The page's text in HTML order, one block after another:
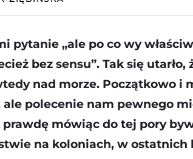
pytanie „ale po co wy
bez sensu”. Tak się
nad morze. Początkowo i
polecenie nam pewnego
prawdę mówiąc do tej pory
na koloniach, w